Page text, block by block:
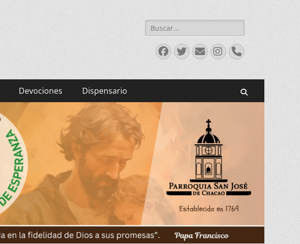
Buscar:
Facebook
Twitter
Correo
electrónico
Instagram
Teléfono
Devociones Dispensario